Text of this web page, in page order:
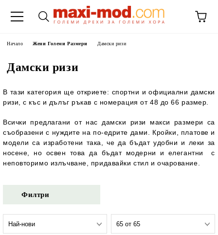
Начало Жени Големи Размери Дамски ризи
Дамски ризи
В тази категория ще откриете: спортни и официални дамски
ризи, с къс и дълъг ръкав с номерация от 48 до 66 размер.
Всички предлагани от нас дамски ризи макси размери са
съобразени с нуждите на по-едрите дами. Кройки, платове и
модели са изработени така, че да бъдат удобни и леки за
носене, но освен това да бъдат модерни и елегантни с
неповторимо излъчване, придавайки стил и очарование.
Филтри